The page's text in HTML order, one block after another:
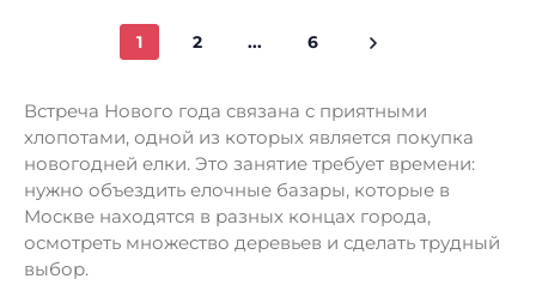
1 2 ... 6
Встреча Нового года связана с приятными
хлопотами, одной из которых является покупка
новогодней елки. Это занятие требует времени:
нужно объездить елочные базары, которые в
Москве находятся в разных концах города,
осмотреть множество деревьев и сделать трудный
выбор.